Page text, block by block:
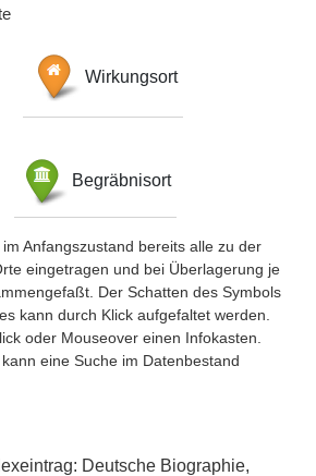
Wirkungsort
Begräbnisort
Anfangszustand bereits alle zu der
eingetragen und bei Überlagerung je
Der Schatten des Symbols
kann durch Klick aufgefaltet werden.
oder Mouseover einen Infokasten.
eine Suche im Datenbestand
Deutsche Biographie,